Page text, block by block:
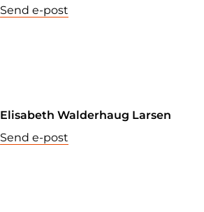
Send e-post
Elisabeth Walderhaug Larsen
Send e-post